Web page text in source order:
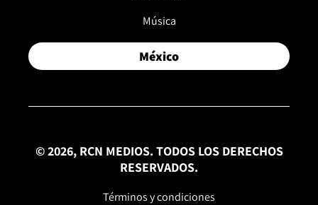
Música
México
© 2026, RCN MEDIOS. TODOS LOS DERECHOS
RESERVADOS.
Términos y condiciones